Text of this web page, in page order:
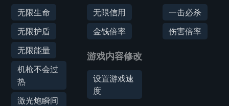
无限生命
无限护盾
无限能量
机枪不会过
热
激光炮瞬间
无限信用
金钱倍率
游戏内容修改
设置游戏速
度
一击必杀
伤害倍率